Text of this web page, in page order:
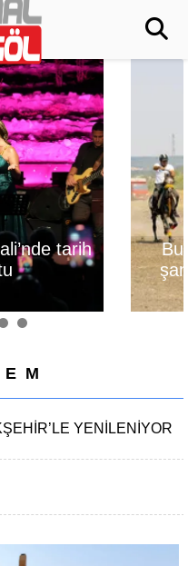
tarih
YENILENIYOR